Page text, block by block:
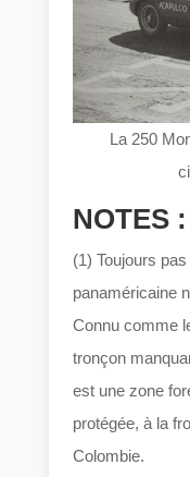
La 250
NOTES :
(1) Toujours
panaméricaine
Connu comme
tronçon
est une zone
protégée, à la
Colombie.